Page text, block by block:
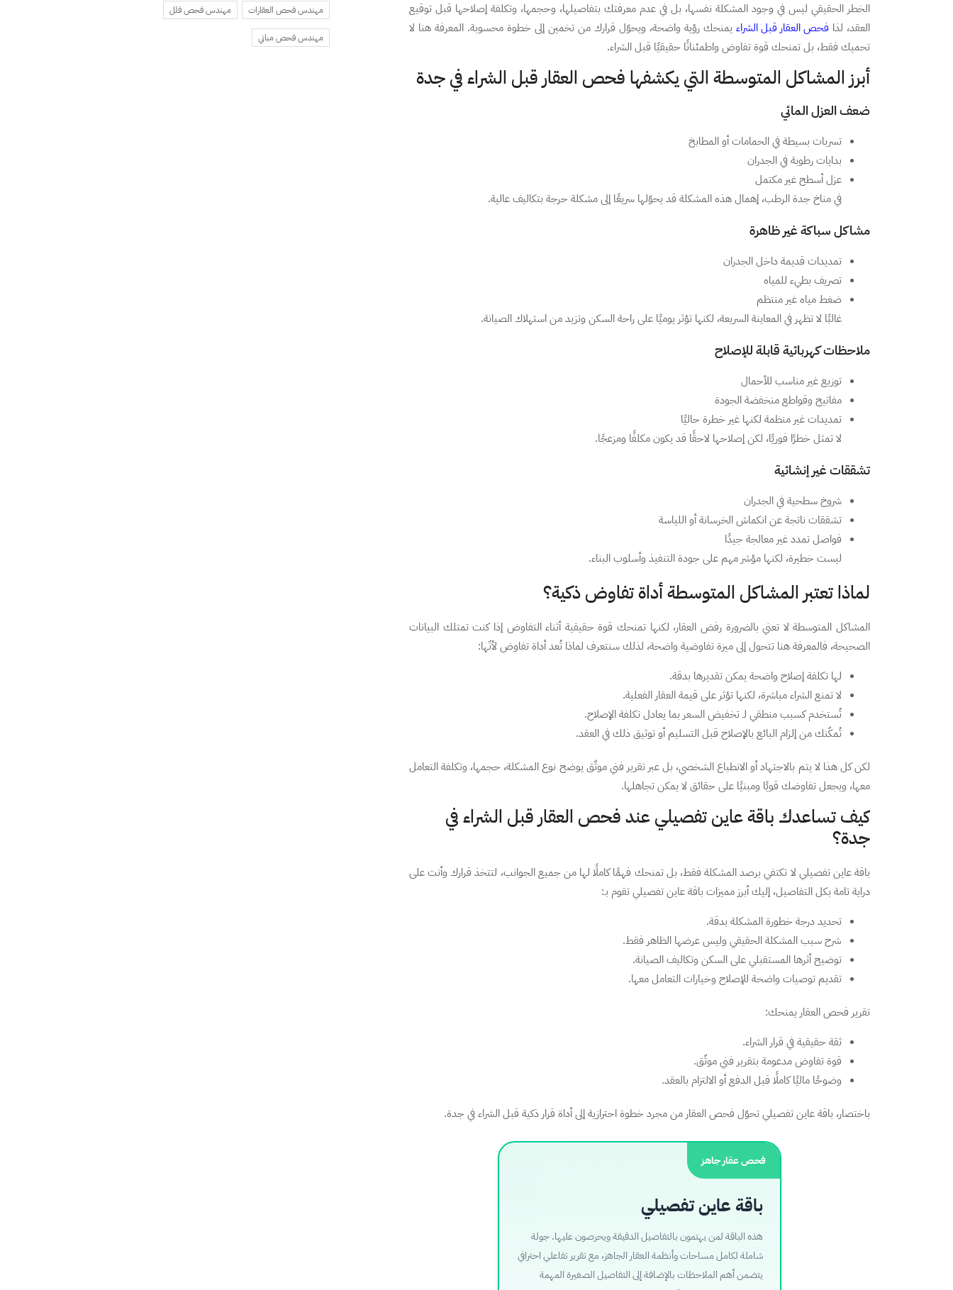
الخطر الحقيقي ليس في وجود المشكلة نفسها، بل في عدم معرفتك بتفاصيلها، وحجمها، وتكلفة إصلاحها قبل توقيع
العقد، لذا فحص العقار قبل الشراء يمنحك رؤية واضحة، ويحوّل قرارك من تخمين إلى خطوة محسوبة. المعرفة هنا لا
تحميك فقط، بل تمنحك قوة تفاوض واطمئنانًا حقيقيًا قبل الشراء.
أبرز المشاكل المتوسطة التي يكشفها فحص العقار قبل الشراء في جدة
ضعف العزل المائي
تسربات بسيطة في الحمامات أو المطابخ
بدايات رطوبة في الجدران
عزل أسطح غير مكتمل
في مناخ جدة الرطب، إهمال هذه المشكلة قد يحوّلها سريعًا إلى مشكلة حرجة بتكاليف عالية.
مشاكل سباكة غير ظاهرة
تمديدات قديمة داخل الجدران
تصريف بطيء للمياه
ضغط مياه غير منتظم
غالبًا لا تظهر في المعاينة السريعة، لكنها تؤثر يوميًا على راحة السكن وتزيد من استهلاك الصيانة.
ملاحظات كهربائية قابلة للإصلاح
توزيع غير مناسب للأحمال
مفاتيح وقواطع منخفضة الجودة
تمديدات غير منظمة لكنها غير خطرة حاليًا
لا تمثل خطرًا فوريًا، لكن إصلاحها لاحقًا قد يكون مكلفًا ومزعجًا.
تشققات غير إنشائية
شروخ سطحية في الجدران
تشققات ناتجة عن انكماش الخرسانة أو اللياسة
فواصل تمدد غير معالجة جيدًا
ليست خطيرة، لكنها مؤشر مهم على جودة التنفيذ وأسلوب البناء.
لماذا تعتبر المشاكل المتوسطة أداة تفاوض ذكية؟
المشاكل المتوسطة لا تعني بالضرورة رفض العقار، لكنها تمنحك قوة حقيقية أثناء التفاوض إذا كنت تمتلك البيانات
الصحيحة، فالمعرفة هنا تتحول إلى ميزة تفاوضية واضحة، لذلك سنتعرف لماذا تُعد أداة تفاوض لأنّها:
لها تكلفة إصلاح واضحة يمكن تقديرها بدقة.
لا تمنع الشراء مباشرة، لكنها تؤثر على قيمة العقار الفعلية.
تُستخدم كسبب منطقي لـ تخفيض السعر بما يعادل تكلفة الإصلاح.
تُمكّنك من إلزام البائع بالإصلاح قبل التسليم أو توثيق ذلك في العقد.
لكن كل هذا لا يتم بالاجتهاد أو الانطباع الشخصي، بل عبر تقرير فني موثّق يوضح نوع المشكلة، حجمها، وتكلفة التعامل
معها، ويجعل تفاوضك قويًا ومبنيًا على حقائق لا يمكن تجاهلها.
كيف تساعدك باقة عاين تفصيلي عند فحص العقار قبل الشراء في
جدة؟
باقة عاين تفصيلي لا تكتفي برصد المشكلة فقط، بل تمنحك فهمًا كاملًا لها من جميع الجوانب، لتتخذ قرارك وأنت على
دراية تامة بكل التفاصيل، إليك أبرز مميزات باقة عاين تفصيلي تقوم بـ:
تحديد درجة خطورة المشكلة بدقة.
شرح سبب المشكلة الحقيقي وليس عرضها الظاهر فقط.
توضيح أثرها المستقبلي على السكن وتكاليف الصيانة.
تقديم توصيات واضحة للإصلاح وخيارات التعامل معها.
تقرير فحص العقار يمنحك:
ثقة حقيقية في قرار الشراء.
قوة تفاوض مدعومة بتقرير فني موثّق.
وضوحًا ماليًا كاملًا قبل الدفع أو الالتزام بالعقد.
باختصار، باقة عاين تفصيلي تحوّل فحص العقار من مجرد خطوة احترازية إلى أداة قرار ذكية قبل الشراء في جدة.
فحص عقار جاهز
باقة عاين تفصيلي
هذه الباقة لمن يهتمون بالتفاصيل الدقيقة ويحرصون عليها. جولة
شاملة لكامل مساحات وأنظمة العقار الجاهز، مع تقرير تفاعلي احترافي
يتضمن أهم الملاحظات بالإضافة إلى التفاصيل الصغيرة المهمة
مهندس فحص العقارات مهندس فحص فلل
مهندس فحص مباني